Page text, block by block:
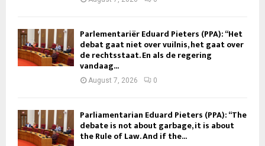
Parlementariër Eduard Pieters (PPA): “Het
debat gaat niet over vuilnis, het gaat over
de rechtsstaat. En als de regering
vandaag...
August 7, 2026 0
Parliamentarian Eduard Pieters (PPA): “The
debate is not about garbage, it is about
the Rule of Law. And if the...